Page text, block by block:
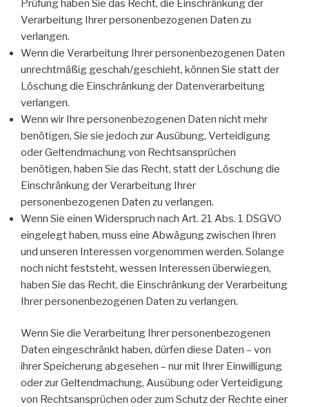
Prüfung haben Sie das Recht, die Einschränkung der
Verarbeitung Ihrer personenbezogenen Daten zu
verlangen.
Wenn die Verarbeitung Ihrer personenbezogenen Daten
unrechtmäßig geschah/geschieht, können Sie statt der
Löschung die Einschränkung der Datenverarbeitung
verlangen.
Wenn wir Ihre personenbezogenen Daten nicht mehr
benötigen, Sie sie jedoch zur Ausübung, Verteidigung
oder Geltendmachung von Rechtsansprüchen
benötigen, haben Sie das Recht, statt der Löschung die
Einschränkung der Verarbeitung Ihrer
personenbezogenen Daten zu verlangen.
Wenn Sie einen Widerspruch nach Art. 21 Abs. 1 DSGVO
eingelegt haben, muss eine Abwägung zwischen Ihren
und unseren Interessen vorgenommen werden. Solange
noch nicht feststeht, wessen Interessen überwiegen,
haben Sie das Recht, die Einschränkung der Verarbeitung
Ihrer personenbezogenen Daten zu verlangen.
Wenn Sie die Verarbeitung Ihrer personenbezogenen
Daten eingeschränkt haben, dürfen diese Daten – von
ihrer Speicherung abgesehen – nur mit Ihrer Einwilligung
oder zur Geltendmachung, Ausübung oder Verteidigung
von Rechtsansprüchen oder zum Schutz der Rechte einer